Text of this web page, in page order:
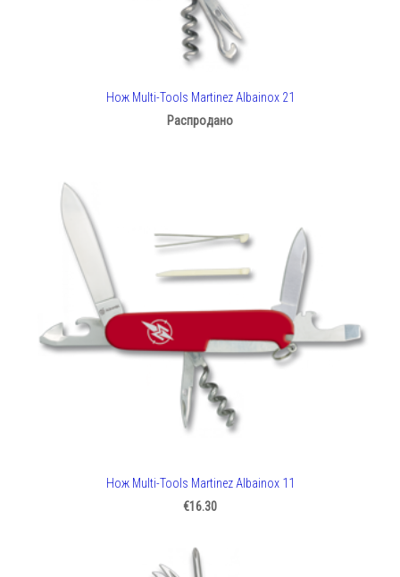
Нож Multi-Tools Martinez Albainox 21
Распродано
Нож Multi-Tools Martinez Albainox 11
€16.30